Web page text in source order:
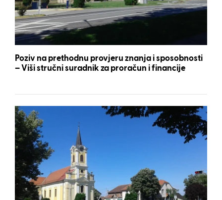
Poziv na prethodnu provjeru znanja i sposobnosti
– Viši stručni suradnik za proračun i financije